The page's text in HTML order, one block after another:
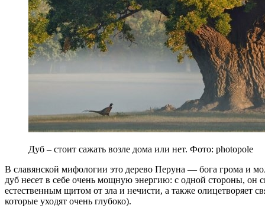
Дуб – стоит сажать возле дома или нет. Фото: photopole
В славянской мифологии это дерево Перуна — бога грома и
дуб несет в себе очень мощную энергию: с одной стороны, он
естественным щитом от зла и нечисти, а также олицетворяет
которые уходят очень глубоко).